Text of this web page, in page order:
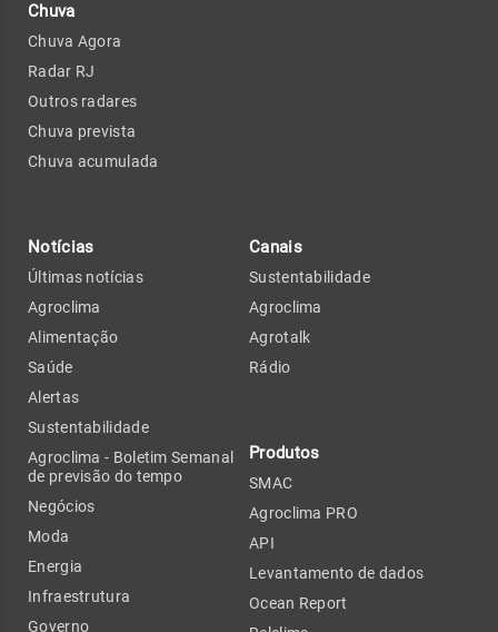
Chuva
Chuva Agora
Radar RJ
Outros radares
Chuva prevista
Chuva acumulada
Notícias
Últimas notícias
Agroclima
Alimentação
Saúde
Alertas
Sustentabilidade
Agroclima - Boletim Semanal
de previsão do tempo
Negócios
Moda
Energia
Infraestrutura
Governo
Canais
Sustentabilidade
Agroclima
Agrotalk
Rádio
Produtos
SMAC
Agroclima PRO
API
Levantamento de dados
Ocean Report